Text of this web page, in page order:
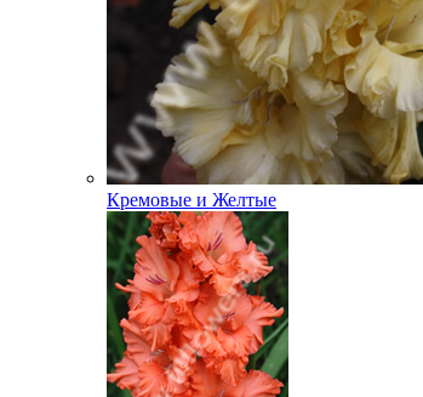
Кремовые и Желтые